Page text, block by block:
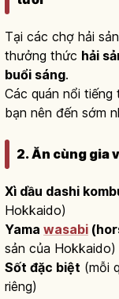
Tại các chợ hải
thưởng thức hải
buổi sáng.
Các quán nổi
bạn nên đến sớm
2. Ăn cùng gia
Xì dầu dashi
Hokkaido)
Yama wasabi
sản của Hokkaido)
Sốt đặc biệt (mỗi
riêng)